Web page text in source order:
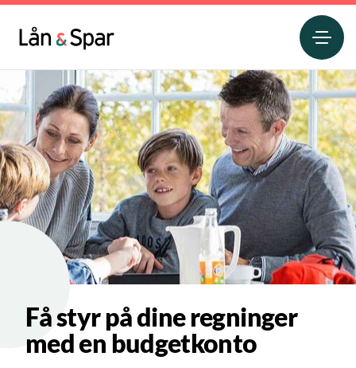
Få styr på dine regninger
med en budgetkonto